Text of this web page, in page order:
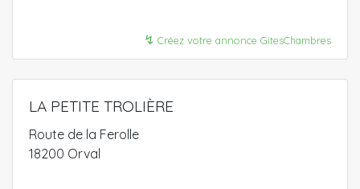
↯ Créez votre annonce GitesChambres
LA PETITE TROLIÈRE
Route de la Ferolle
18200 Orval